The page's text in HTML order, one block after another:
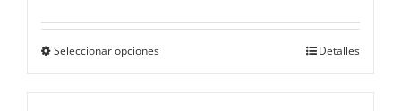
Seleccionar opciones Detalles